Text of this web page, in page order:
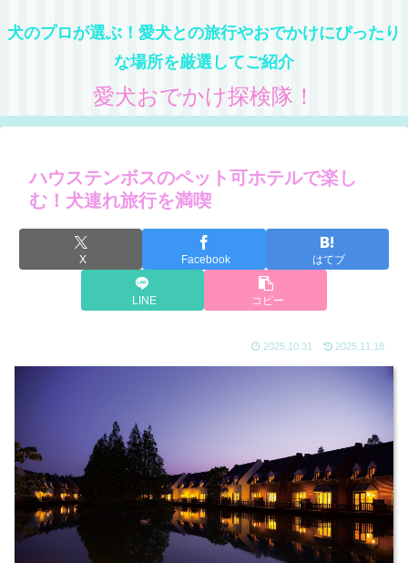
犬のプロが選ぶ！愛犬との旅行やおでかけにぴったり
な場所を厳選してご紹介
愛犬おでかけ探検隊！
ハウステンボスのペット可ホテルで楽し
む！犬連れ旅行を満喫
X Facebook はてブ
LINE コピー
2025.10.31 2025.11.18